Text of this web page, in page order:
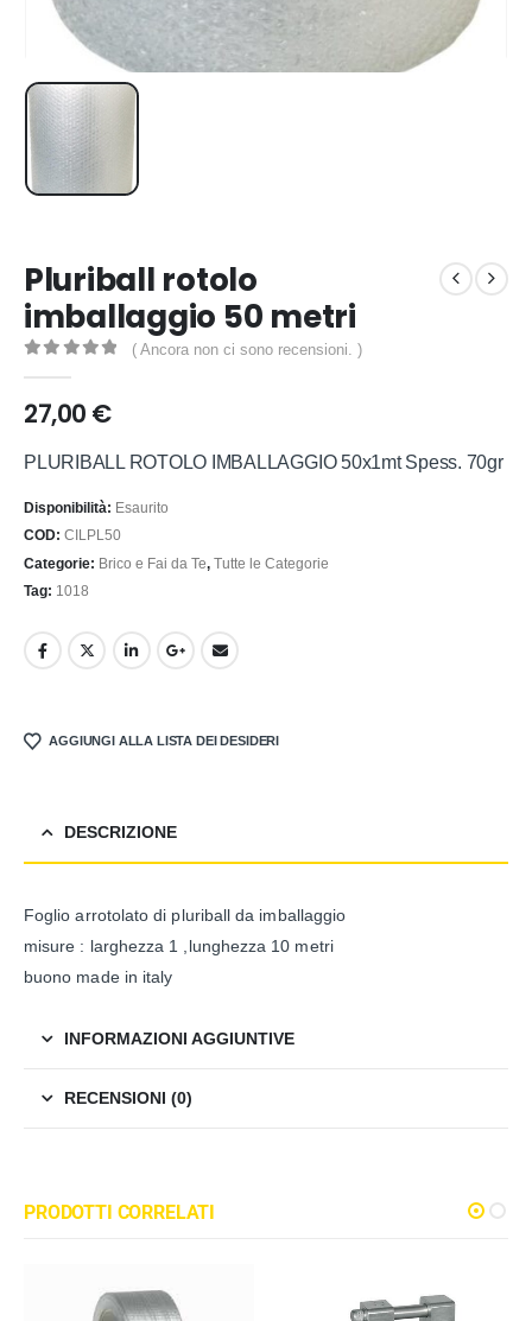
Pluriball rotolo
imballaggio 50 metri
( Ancora non ci sono recensioni. )
27,00 €
PLURIBALL ROTOLO IMBALLAGGIO 50x1mt Spess. 70gr
Disponibilità: Esaurito
COD: CILPL50
Categorie: Brico e Fai da Te, Tutte le Categorie
Tag: 1018
AGGIUNGI ALLA LISTA DEI DESIDERI
DESCRIZIONE
Foglio arrotolato di pluriball da imballaggio
misure : larghezza 1 ,lunghezza 10 metri
buono made in italy
INFORMAZIONI AGGIUNTIVE
RECENSIONI (0)
PRODOTTI CORRELATI